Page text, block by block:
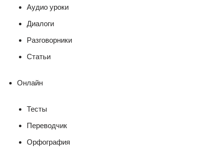
Аудио уроки
Диалоги
Разговорники
Статьи
Онлайн
Тесты
Переводчик
Орфография